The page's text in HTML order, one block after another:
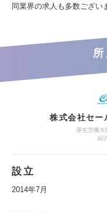
同業界の求人も多数ござい
株式会社セー
厚生労働
紹
設立
2014年7月